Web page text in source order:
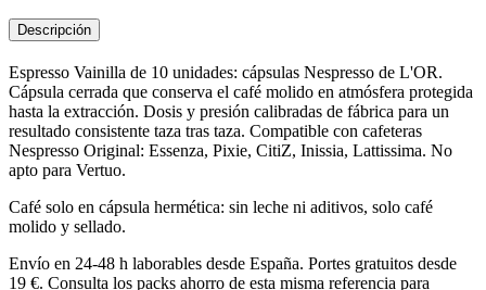
Descripción
Espresso Vainilla de 10 unidades: cápsulas Nespresso de L'OR.
Cápsula cerrada que conserva el café molido en atmósfera protegida
hasta la extracción. Dosis y presión calibradas de fábrica para un
resultado consistente taza tras taza. Compatible con cafeteras
Nespresso Original: Essenza, Pixie, CitiZ, Inissia, Lattissima. No
apto para Vertuo.
Café solo en cápsula hermética: sin leche ni aditivos, solo café
molido y sellado.
Envío en 24-48 h laborables desde España. Portes gratuitos desde
19 €. Consulta los packs ahorro de esta misma referencia para